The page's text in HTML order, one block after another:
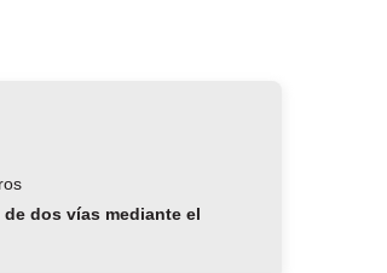
dos vías mediante el